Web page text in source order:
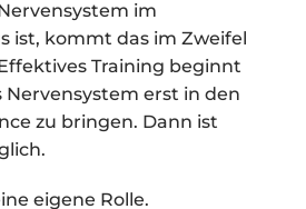
im
ist, kommt das im Zweifel
Training beginnt
erst in den
zu bringen. Dann ist
eigene Rolle.